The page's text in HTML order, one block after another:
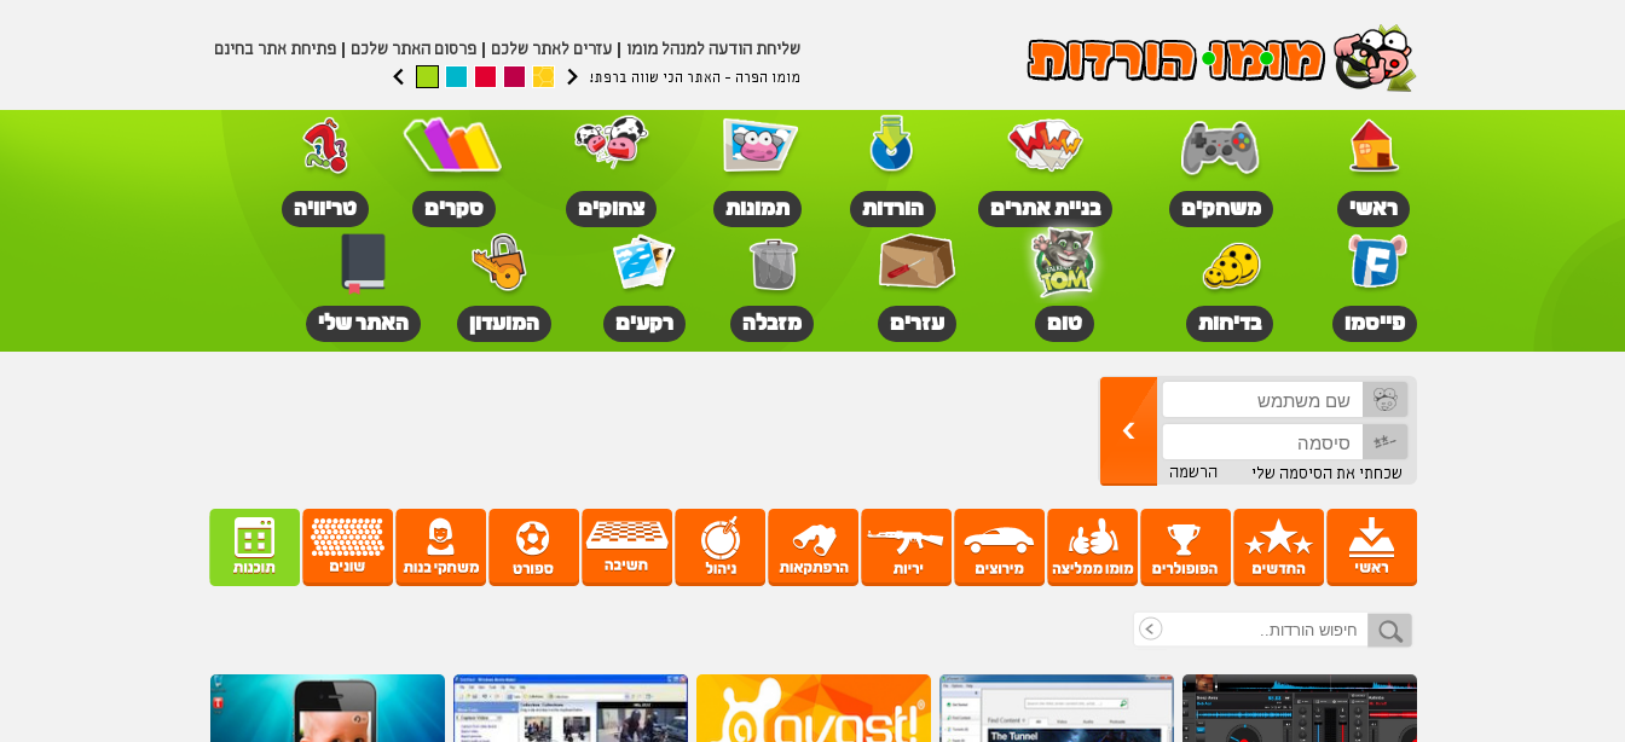
שליחת הודעה למנהל מומו עזרים לאתר שלכם פרסום האתר שלכם פתיחת אתר בחינם
מומו הפרה - האתר הכי שווה ברפת!
ראשי משחקים בניית אתרים הורדות תמונות צחוקים סקרים טריוויה
פייסמו בדיחות טום עזרים מזבלה רקעים המועדון האתר שלי
שכחתי את הסיסמה שלי הרשמה